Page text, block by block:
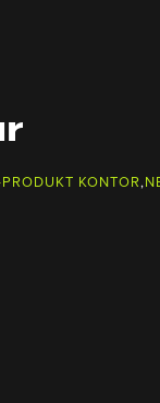
KONTOR,